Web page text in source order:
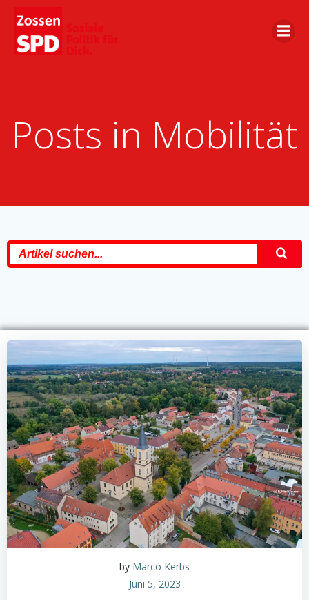
Posts in Mobilität
by Marco Kerbs
Juni 5, 2023